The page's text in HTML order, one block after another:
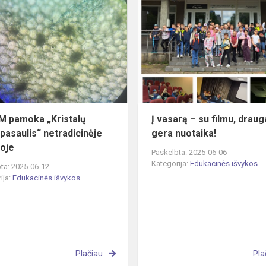
pamoka
„Kristalų
mikropasaulis“
netradicinėje
aplinko...
pamoka „Kristalų
netradicinėje
2025-06-12
Edukacinės išvykos
Plačiau
Į vasarą – su filmu,
gera nuotaika!
Paskelbta: 2025-06-06
Kategorija:Edukacinės išvykos